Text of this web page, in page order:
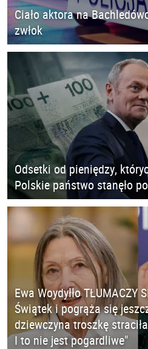
Ciało aktora na
zwłok
Odsetki od pieniędzy,
Polskie państwo stanęło
Ewa Woydyłło TŁUMACZY
Świątek i pogrąża się
dziewczyna troszkę
I to nie jest pogardliwe"